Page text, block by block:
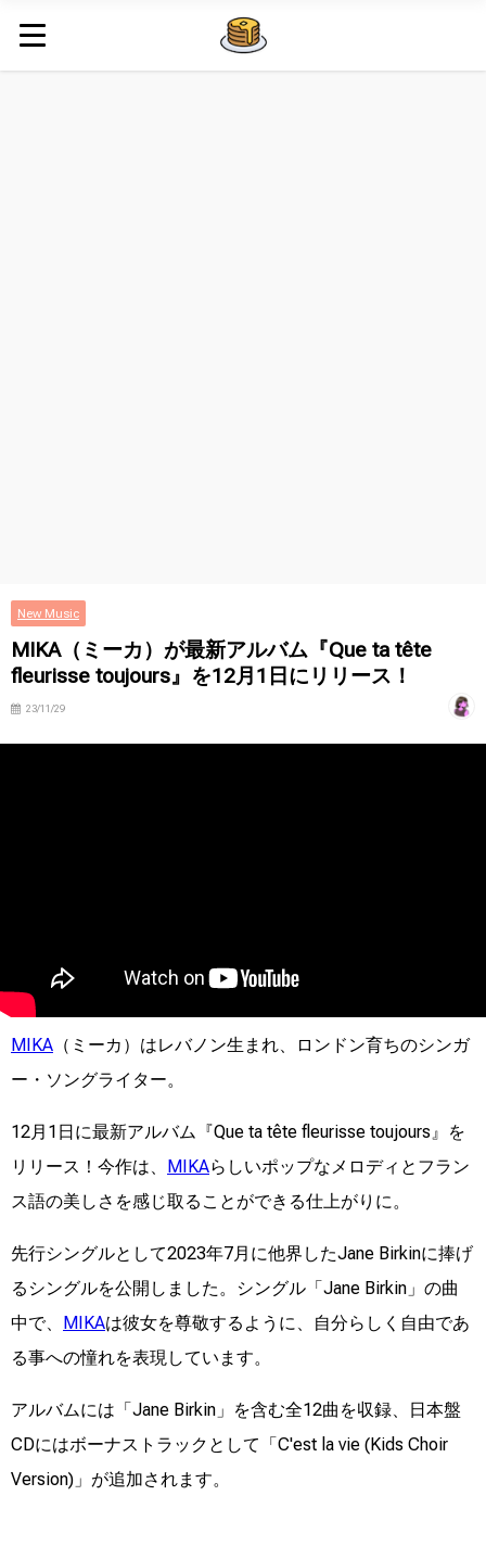
New Music
MIKA（ミーカ）が最新アルバム『Que ta tête
fleurisse toujours』を12月1日にリリース！
23/11/29
MIKA （ミーカ）はレバノン生まれ、ロンドン育ちのシンガ
ー・ソングライター。
12月1日に最新アルバム『Que ta tête fleurisse toujours』を
リリース！今作は、 MIKAらしいポップなメロディとフラン
ス語の美しさを感じ取ることができる仕上がりに。
先行シングルとして2023年7月に他界したJane Birkinに捧げ
るシングルを公開しました。シングル「Jane Birkin」の曲
中で、 MIKAは彼女を尊敬するように、自分らしく自由であ
る事への憧れを表現しています。
アルバムには「Jane Birkin」を含む全12曲を収録、日本盤
CDにはボーナストラックとして「C'est la vie (Kids Choir
Version)」が追加されます。